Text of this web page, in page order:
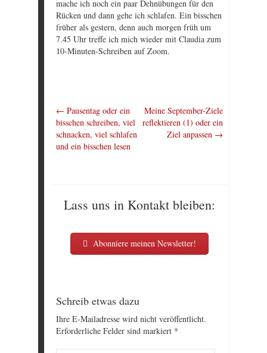
mache ich noch ein paar Dehnübungen für den
Rücken und dann gehe ich schlafen. Ein bisschen
früher als gestern, denn auch morgen früh um
7.45 Uhr treffe ich mich wieder mit Claudia zum
10-Minuten-Schreiben auf Zoom.
← Pausentag oder ein
bisschen schreiben, viel
schnacken, viel schlafen
und ein bisschen lesen
Meine September-Ziele
reflektieren (1) oder ein
Ziel anpassen →
Lass uns in Kontakt bleiben:
Abonniere meinen Newsletter!
Schreib etwas dazu
Ihre E-Mailadresse wird nicht veröffentlicht.
Erforderliche Felder sind markiert *